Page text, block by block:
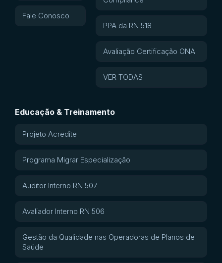
Fale Conosco
PPA da RN 518
Avaliação Certificação ONA
VER TODAS
Educação & Treinamento
Projeto Acredite
Programa Migrar Especialização
Auditor Interno RN 507
Avaliador Interno RN 506
Gestão da Qualidade nas Operadoras de Planos de
Saúde